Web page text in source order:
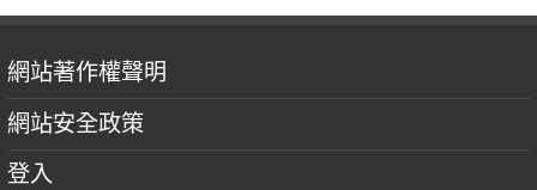
網站著作權聲明
網站安全政策
登入